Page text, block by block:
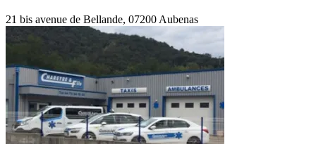
21 bis avenue de Bellande, 07200 Aubenas